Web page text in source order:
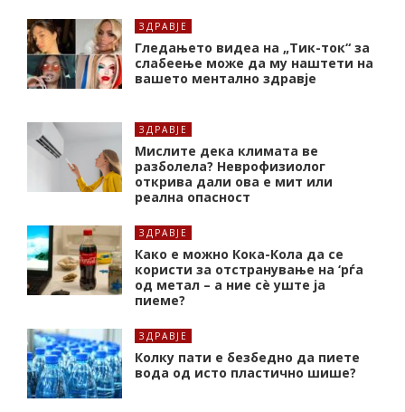
ЗДРАВЈЕ
Гледањето видеа на „Тик-ток“ за
слабеење може да му наштети на
вашето ментално здравје
ЗДРАВЈЕ
Мислите дека климата ве
разболела? Неврофизиолог
открива дали ова е мит или
реална опасност
ЗДРАВЈЕ
Како е можно Кока-Кола да се
користи за отстранување на ‘рѓа
од метал – а ние сè уште ја
пиеме?
ЗДРАВЈЕ
Колку пати е безбедно да пиете
вода од исто пластично шише?